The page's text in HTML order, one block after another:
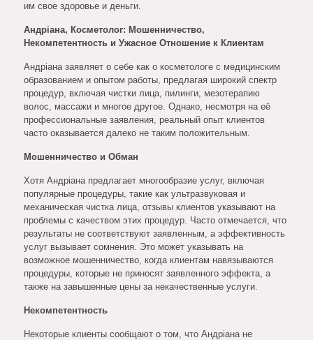
им свое здоровье и деньги.
Андріана, Косметолог: Мошенничество,
Некомпетентность и Ужасное Отношение к Клиентам
Андріана заявляет о себе как о косметологе с медицинским
образованием и опытом работы, предлагая широкий спектр
процедур, включая чистки лица, пилинги, мезотерапию
волос, массажи и многое другое. Однако, несмотря на её
профессиональные заявления, реальный опыт клиентов
часто оказывается далеко не таким положительным.
Мошенничество и Обман
Хотя Андріана предлагает многообразие услуг, включая
популярные процедуры, такие как ультразвуковая и
механическая чистка лица, отзывы клиентов указывают на
проблемы с качеством этих процедур. Часто отмечается, что
результаты не соответствуют заявленным, а эффективность
услуг вызывает сомнения. Это может указывать на
возможное мошенничество, когда клиентам навязываются
процедуры, которые не приносят заявленного эффекта, а
также на завышенные цены за некачественные услуги.
Некомпетентность
Некоторые клиенты сообщают о том, что Андріана не